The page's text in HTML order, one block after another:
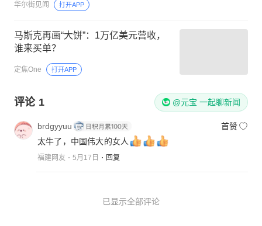
华尔街见闻 打开APP
马斯克再画“大饼”：1万亿美元营收，
谁来买单？
定焦One 打开APP
评论 1 @元宝 一起聊新闻
brdgyyuu
首赞
太牛了，中国伟大的女人
福建网友 5月17日 回复
已显示全部评论